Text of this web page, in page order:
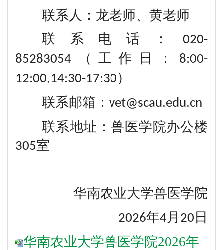
联系人：龙老师、黄老师
联系电话： 020-
85283054 （工作日： 8:00-
12:00,14:30-17:30）
联系邮箱： vet@scau.edu.cn
联系地址：兽医学院办公楼
305室
华南农业大学兽医学院
2026年4月 20 日
华南农业大学兽医学院2026年